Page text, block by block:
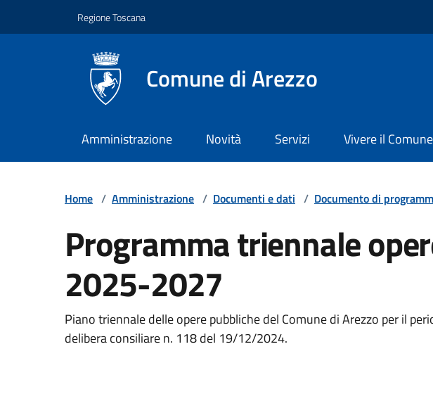
Regione Toscana
Comune di Arezzo
Amministrazione Novità Servizi Vivere il Comune
Home / Amministrazione / Documenti e dati / Documento di
Programma triennale
2025-2027
Piano triennale delle opere pubbliche del Comune di Arezzo per il
delibera consiliare n. 118 del 19/12/2024.